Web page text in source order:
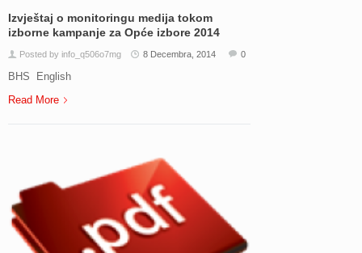
Izvještaj o monitoringu medija tokom
izborne kampanje za Opće izbore 2014
Posted by info_q506o7mg 8 Decembra, 2014 0
BHS English
Read More